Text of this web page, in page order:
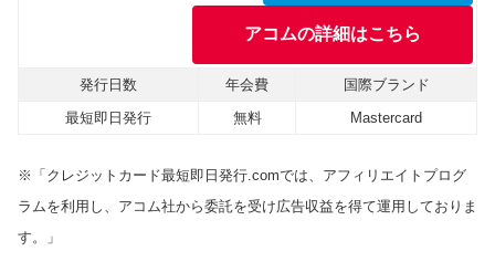
アコムの詳細はこちら
発行日数 年会費
国際ブランド
最短即日発行
無料 Mastercard
※「クレジットカード最短即日発行.comでは、アフィリエイトプログ
ラムを利用し、アコム社から委託を受け広告収益を得て運用しておりま
す。」